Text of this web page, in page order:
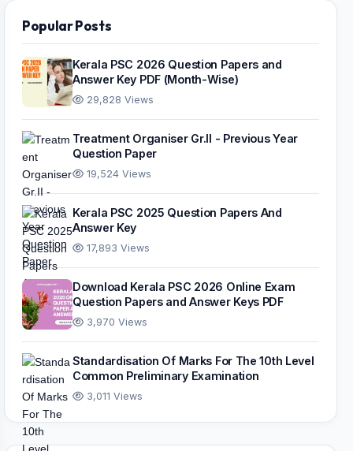
Popular Posts
Kerala PSC 2026 Question Papers and
Answer Key PDF (Month-Wise)
29,828 Views
Treatment Organiser Gr.II - Previous Year
Question Paper
19,524 Views
Kerala PSC 2025 Question Papers And
Answer Key
17,893 Views
Download Kerala PSC 2026 Online Exam
Question Papers and Answer Keys PDF
3,970 Views
Standardisation Of Marks For The 10th Level
Common Preliminary Examination
3,011 Views